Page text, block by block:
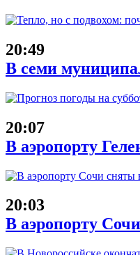
20:49
В семи
20:07
В аэропорту
20:03
В аэропорту